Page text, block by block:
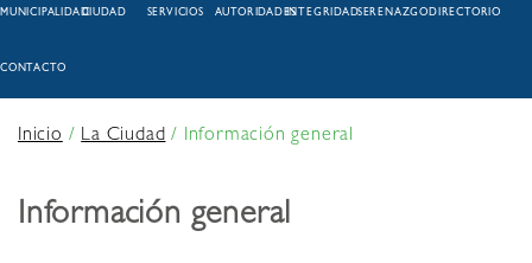
MUNICIPALIDADCIUDAD SERVICIOS AUTORIDADESINTEGRIDADSERENAZGODIRECTORIO
CONTACTO
Inicio/La Ciudad/ Información general
Información general